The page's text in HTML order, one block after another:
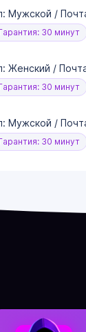
Мужской /
30 минут
Женский /
30 минут
Мужской /
30 минут